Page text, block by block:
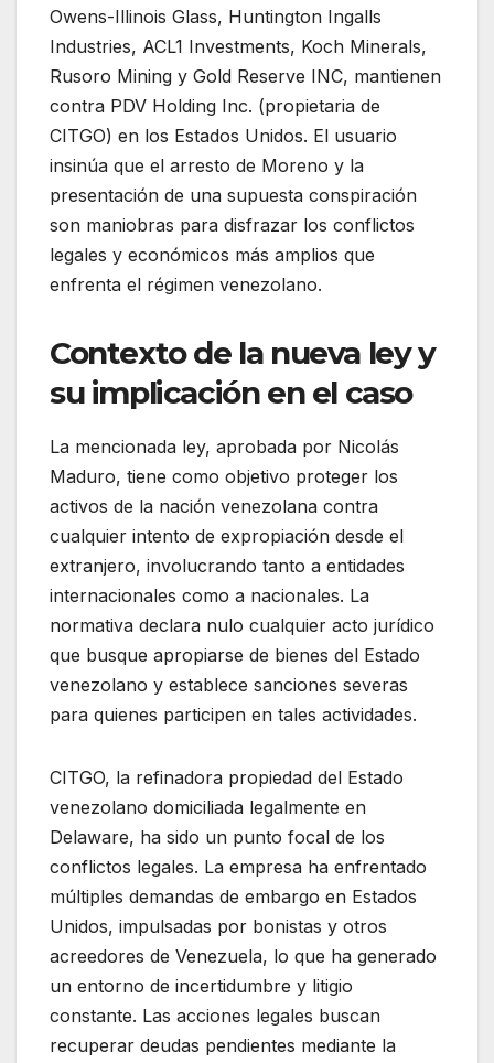
Owens-Illinois Glass, Huntington Ingalls
Industries, ACL1 Investments, Koch Minerals,
Rusoro Mining y Gold Reserve INC, mantienen
contra PDV Holding Inc. (propietaria de
CITGO) en los Estados Unidos. El usuario
insinúa que el arresto de Moreno y la
presentación de una supuesta conspiración
son maniobras para disfrazar los conflictos
legales y económicos más amplios que
enfrenta el régimen venezolano.
Contexto de la nueva ley y
su implicación en el caso
La mencionada ley, aprobada por Nicolás
Maduro, tiene como objetivo proteger los
activos de la nación venezolana contra
cualquier intento de expropiación desde el
extranjero, involucrando tanto a entidades
internacionales como a nacionales. La
normativa declara nulo cualquier acto jurídico
que busque apropiarse de bienes del Estado
venezolano y establece sanciones severas
para quienes participen en tales actividades.
CITGO, la refinadora propiedad del Estado
venezolano domiciliada legalmente en
Delaware, ha sido un punto focal de los
conflictos legales. La empresa ha enfrentado
múltiples demandas de embargo en Estados
Unidos, impulsadas por bonistas y otros
acreedores de Venezuela, lo que ha generado
un entorno de incertidumbre y litigio
constante. Las acciones legales buscan
recuperar deudas pendientes mediante la